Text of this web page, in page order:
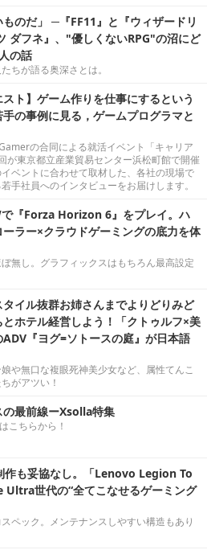
ものだ」 ─『FF11』と『ウィザードリ
ダフネ』、"優しくないRPG"の沼にど
の話
ちが語る奥深さとは。
スト】ゲーム作りを仕事にするという
の事例に見る，ゲームプログラマと
の合同による就活イベント「キャリア
が東京都立産業貿易センター浜松町館で開催
ベントに合わせて取材した、各社の現場で
手社員へのインタビューをお届けします。
『Forza Horizon 6』をプレイ。ハ
ーラー×クラウドゲーミングの底力を体
無し。グラフィックスはもちろん最高設定
イル抜群お姉さんまでよりどりみど
とホテル経営しよう！「クトゥルフ×美
『ヨグ=ソトースの庭』が日本語
や無口な複眼死神美少女など、属性てんこ
がアツい！
最前線ーXsolla特集
こちらから！
作も妥協なし。「Lenovo Legion To
世代の“全てこなせるゲーミング
ペック。メンテナンスしやすい構造もあり